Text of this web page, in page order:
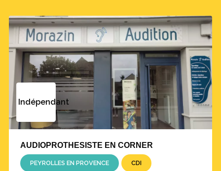
Indépendant
AUDIOPROTHESISTE EN CORNER
PEYROLLES EN PROVENCE CDI